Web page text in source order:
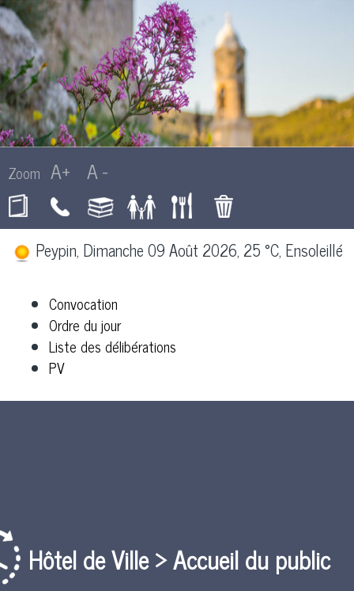
Peypin, Dimanche 09 Août 2026, 25 °C, Ensoleillé
Convocation
Ordre du jour
Liste des délibérations
PV
Hôtel de Ville > Accueil du public